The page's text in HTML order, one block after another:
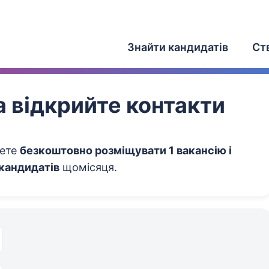
Знайти кандидатів
контакти
безкоштовно розміщувати 1 вакансію і
щомісяця.